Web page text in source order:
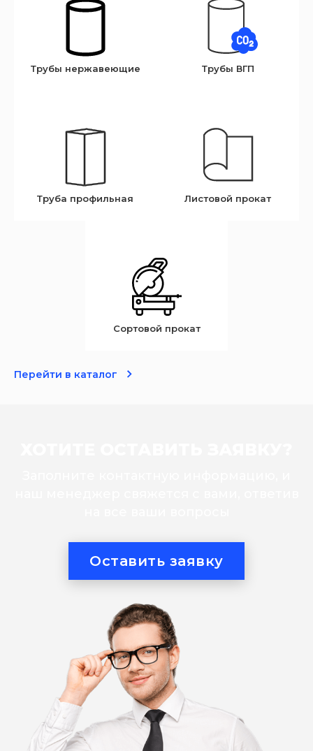
Трубы нержавеющие Трубы ВГП
Труба профильная Листовой прокат
Сортовой прокат
Перейти в каталог
Оставить заявку